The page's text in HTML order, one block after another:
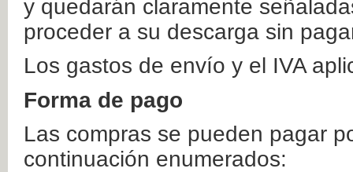
y quedarán claramente
proceder a su descarga sin
Los gastos de envío y el IVA
Forma de pago
Las compras se pueden pagar
continuación enumerados: